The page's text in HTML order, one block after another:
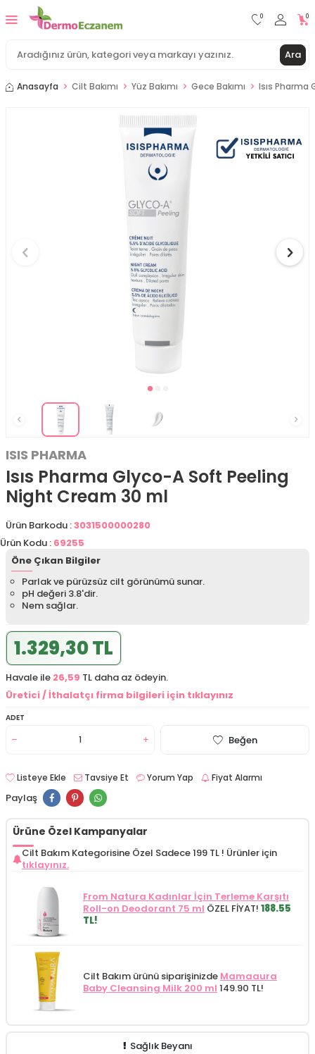
Ara
0 0
Anasayfa Cilt Bakımı Yüz Bakımı Gece Bakımı Isıs Pharma
ISIS PHARMA
Isıs Pharma Glyco-A Soft Peeling
Night Cream 30 ml
Ürün Barkodu :3031500000280
Ürün Kodu : 69255
Öne Çıkan Bilgiler
Parlak ve pürüzsüz cilt görünümü sunar.
pH değeri 3.8'dir.
Nem sağlar.
1.329,30 TL
Havale ile 26,59 TL daha az ödeyin.
Üretici / İthalatçı firma bilgileri için tıklayınız
ADET
Beğen
Listeye Ekle Tavsiye Et Yorum Yap Fiyat Alarmı
Paylaş
Ürüne Özel Kampanyalar
Cilt Bakım Kategorisine Özel Sadece 199 TL ! Ürünler için
tıklayınız.
From Natura Kadınlar İçin Terleme Karşıtı
Roll-on Deodorant 75 ml ÖZEL FİYAT! 188.55
TL!
Cilt Bakım ürünü siparişinizde Mamaaura
Baby Cleansing Milk 200 ml 149.90 TL!
Sağlık Beyanı